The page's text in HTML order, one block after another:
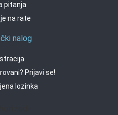
pitanja
na rate
nalog
Prijavi se!
lozinka